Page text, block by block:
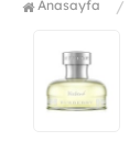
Anasayfa